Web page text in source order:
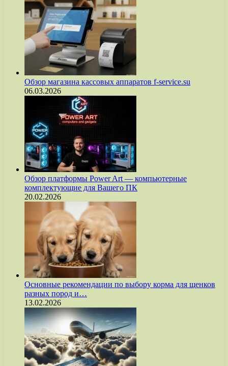
Обзор магазина кассовых аппаратов f-service.su
06.03.2026
Обзор платформы Power Art — компьютерные
комплектующие для Вашего ПК
20.02.2026
Основные рекомендации по выбору корма для щенков
разных пород и…
13.02.2026